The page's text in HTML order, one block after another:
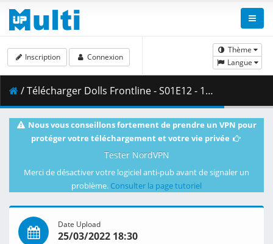
Thème
Langue
Inscription Connexion
/ Télécharger Dolls Frontline - S01E12 - 1080p WEB H.264 -NanDesuKa (FUNi).mkv.002 ( 370.97 MB )
Nous vous conseillons fortement de prendre un VPN pour
protéger votre téléchargement et votre vie privée
Tester NordVPN
Merci de désactiver votre logiciel anti-pub avant de signaler un
problème. Consulter la page tutoriel
Date Upload
25/03/2022 18:30